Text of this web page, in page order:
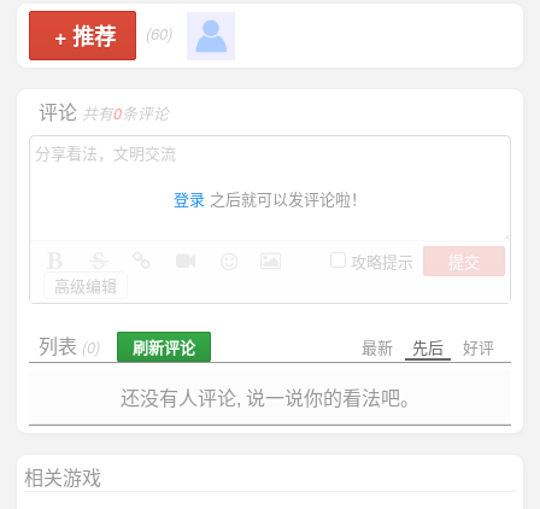
+推荐 (60)
评论 共有0条评论
登录 之后就可以发评论啦！
攻略提示
提交
高级编辑
最新 先后 好评
列表 (0) 刷新评论
还没有人评论, 说一说你的看法吧。
相关游戏